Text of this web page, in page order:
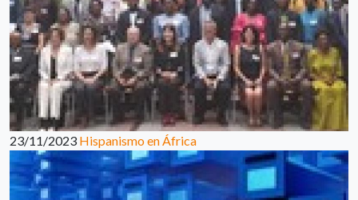
23/11/2023 Hispanismo en África